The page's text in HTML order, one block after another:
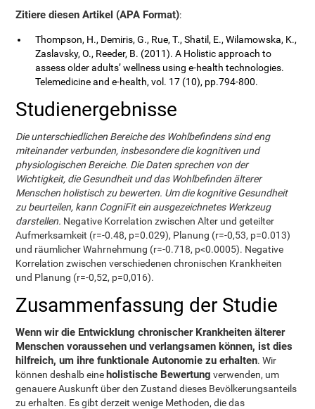
Zitiere diesen Artikel (APA Format):
Thompson, H., Demiris, G., Rue, T., Shatil, E., Wilamowska, K.,
Zaslavsky, O., Reeder, B. (2011). A Holistic approach to
assess older adults’ wellness using e-health technologies.
Telemedicine and e-health, vol. 17 (10), pp.794-800.
Studienergebnisse
Die unterschiedlichen Bereiche des Wohlbefindens sind eng
miteinander verbunden, insbesondere die kognitiven und
physiologischen Bereiche. Die Daten sprechen von der
Wichtigkeit, die Gesundheit und das Wohlbefinden älterer
Menschen holistisch zu bewerten. Um die kognitive Gesundheit
zu beurteilen, kann CogniFit ein ausgezeichnetes Werkzeug
darstellen. Negative Korrelation zwischen Alter und geteilter
Aufmerksamkeit (r=-0.48, p=0.029), Planung (r=-0,53, p=0.013)
und räumlicher Wahrnehmung (r=-0.718, p<0.0005). Negative
Korrelation zwischen verschiedenen chronischen Krankheiten
und Planung (r=-0,52, p=0,016).
Zusammenfassung der Studie
Wenn wir die Entwicklung chronischer Krankheiten älterer
Menschen voraussehen und verlangsamen können, ist dies
hilfreich, um ihre funktionale Autonomie zu erhalten. Wir
können deshalb eine holistische Bewertung verwenden, um
genauere Auskunft über den Zustand dieses Bevölkerungsanteils
zu erhalten. Es gibt derzeit wenige Methoden, die das